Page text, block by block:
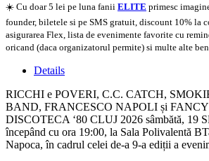
☀️ Cu doar 5 lei pe luna fanii ELITE primesc
founder, biletele si pe SMS gratuit, discount 10% la
asigurarea Flex, lista de evenimente favorite cu
oricand (daca organizatorul permite) si multe alte
Details
RICCHI e POVERI, C.C. CATCH,
BAND, FRANCESCO NAPOLI și FANCY
DISCOTECA ‘80 CLUJ 2026 sâmbătă, 19
începând cu ora 19:00, la Sala Polivalentă
Napoca, în cadrul celei de-a 9-a ediții a